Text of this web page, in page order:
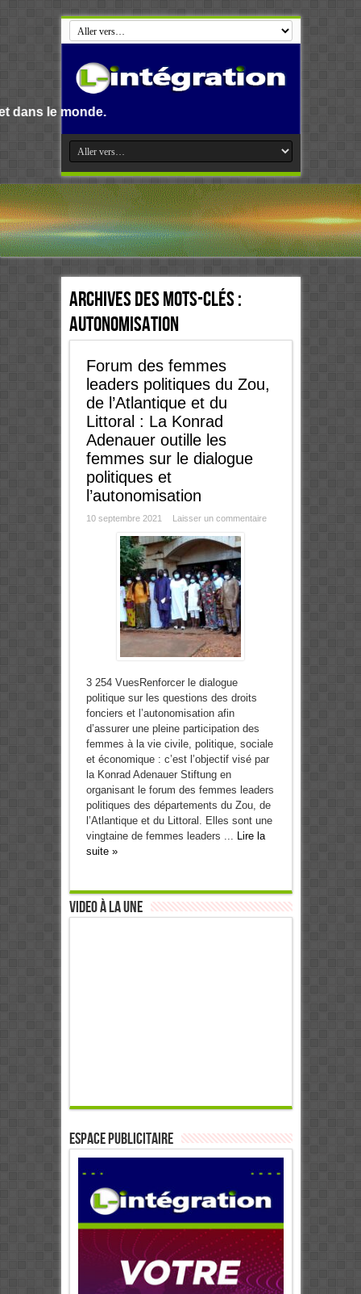
Archives des mots-clés :
Autonomisation
Forum des femmes
leaders politiques du Zou,
de l’Atlantique et du
Littoral : La Konrad
Adenauer outille les
femmes sur le dialogue
politiques et
l’autonomisation
10 septembre 2021 Laisser un commentaire
3 254 VuesRenforcer le dialogue
politique sur les questions des droits
fonciers et l’autonomisation afin
d’assurer une pleine participation des
femmes à la vie civile, politique, sociale
et économique : c’est l’objectif visé par
la Konrad Adenauer Stiftung en
organisant le forum des femmes leaders
politiques des départements du Zou, de
l’Atlantique et du Littoral. Elles sont une
vingtaine de femmes leaders ... Lire la
suite »
Video à la Une
ESPACE PUBLICITAIRE